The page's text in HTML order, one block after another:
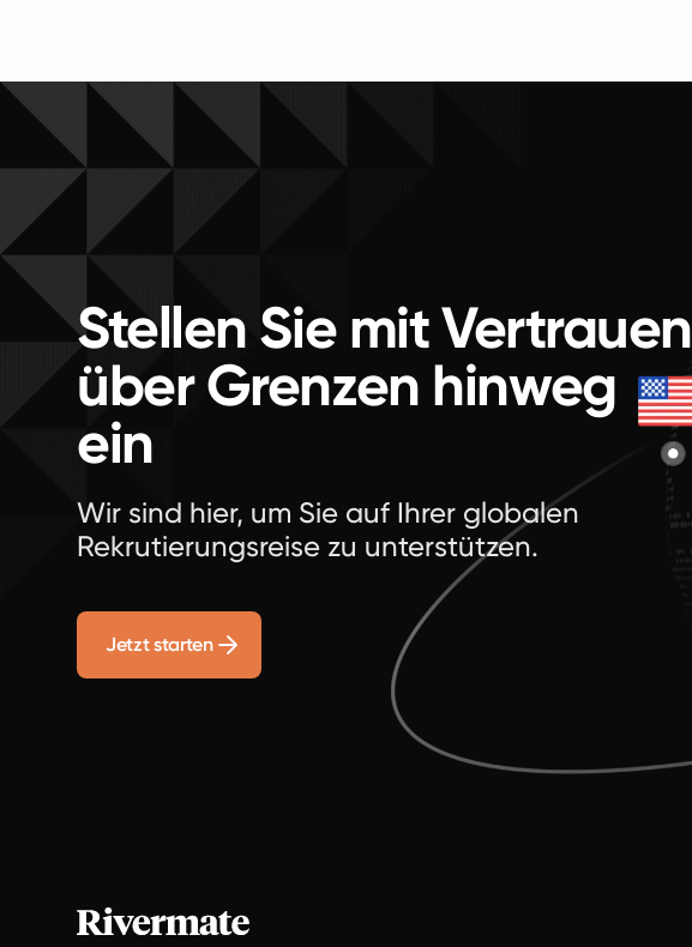
Stellen Sie mit Vertrauen
über Grenzen hinweg
ein
Wir sind hier, um Sie auf Ihrer globalen
Rekrutierungsreise zu unterstützen.
Jetzt starten